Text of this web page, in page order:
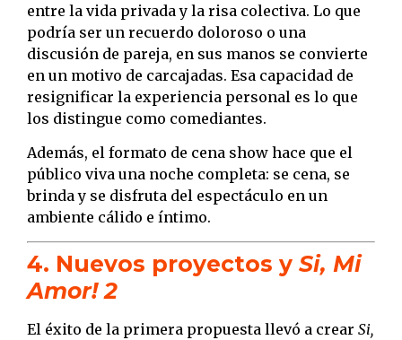
entre la vida privada y la risa colectiva. Lo que
podría ser un recuerdo doloroso o una
discusión de pareja, en sus manos se convierte
en un motivo de carcajadas. Esa capacidad de
resignificar la experiencia personal es lo que
los distingue como comediantes.
Además, el formato de cena show hace que el
público viva una noche completa: se cena, se
brinda y se disfruta del espectáculo en un
ambiente cálido e íntimo.
4. Nuevos proyectos y Si, Mi
Amor! 2
El éxito de la primera propuesta llevó a crear Si,